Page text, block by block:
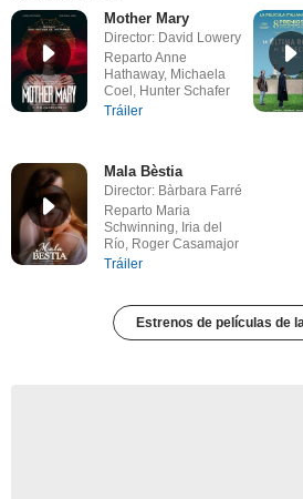
Mother Mary
Director: David Lowery
Reparto Anne
Hathaway, Michaela
Coel, Hunter Schafer
Tráiler
Mala Bèstia
Director: Bàrbara Farré
Reparto Maria
Schwinning, Iria del
Río, Roger Casamajor
Tráiler
Estrenos de películas de